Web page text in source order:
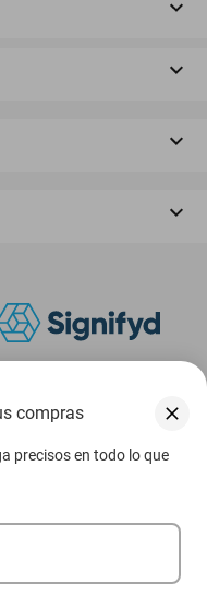
compras
precisos en todo lo que